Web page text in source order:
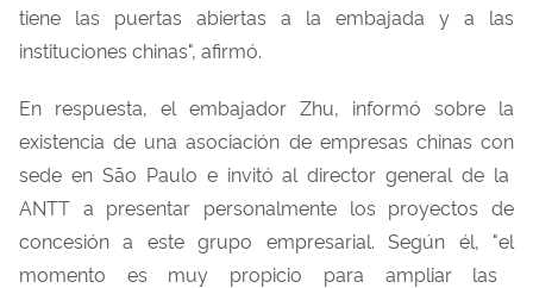
tiene las puertas abiertas a la embajada y a las
instituciones chinas", afirmó.
En respuesta, el embajador Zhu, informó sobre la
existencia de unaasociación de empresas chinascon
sede enSão Paulo e invitó aldirector general de la
ANTT a presentar personalmente los proyectos de
concesión a este grupo empresarial.Según él, "el
momento es muy propicio para ampliar las